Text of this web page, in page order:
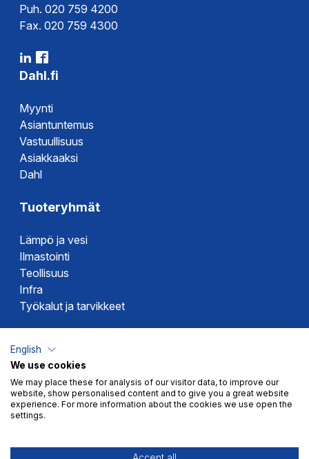
Puh. 020 759 4200
Fax. 020 759 4300
Dahl.fi
Myynti
Asiantuntemus
Vastuullisuus
Asiakkaaksi
Dahl
Tuoteryhmät
Lämpö ja vesi
Ilmastointi
Teollisuus
Infra
Työkalut ja tarvikkeet
Altech
Alterna
Novipro
Votec
English
We use cookies
We may place these for analysis of our visitor data, to improve our
website, show personalised content and to give you a great website
experience. For more information about the cookies we use open the
settings.